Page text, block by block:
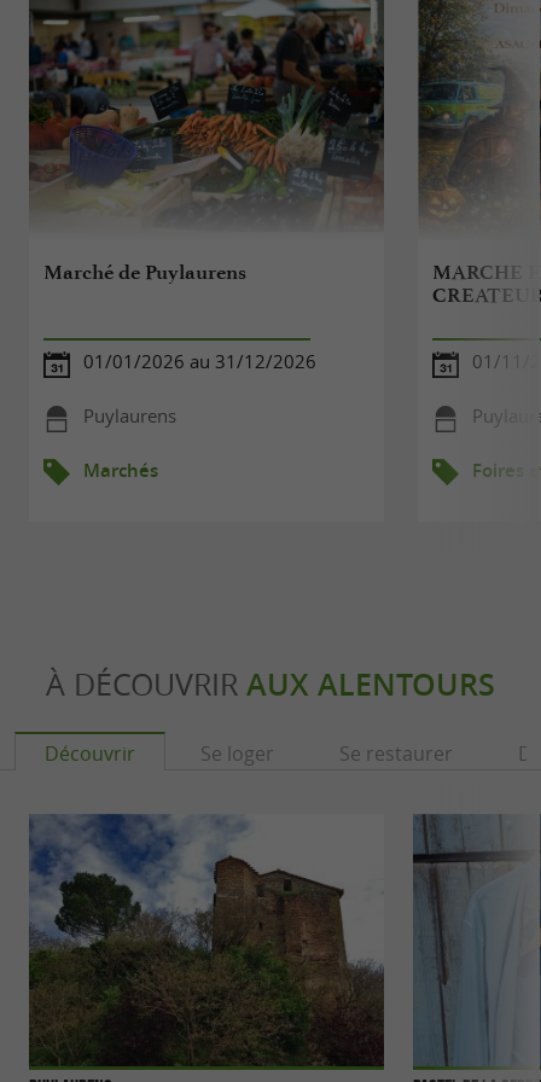
Marché de Puylaurens
01/01/2026 au 31/12/2026
Puylaurens
Marchés
MARCHE
01/11/
Foires
À DÉCOUVRIR AUX ALENTOURS
Découvrir Se loger Se restaurer